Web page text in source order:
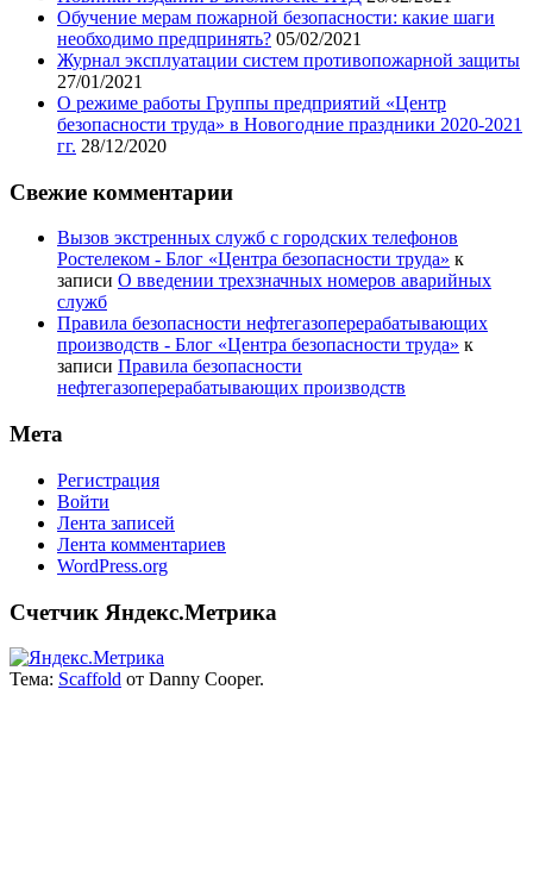
Обучение мерам пожарной безопасности: какие шаги
необходимо предпринять? 05/02/2021
Журнал эксплуатации систем противопожарной защиты
27/01/2021
О режиме работы Группы предприятий «Центр
безопасности труда» в Новогодние праздники 2020-2021
гг. 28/12/2020
Свежие комментарии
Вызов экстренных служб с городских телефонов
Ростелеком - Блог «Центра безопасности труда» к
записи О введении трехзначных номеров аварийных
служб
Правила безопасности нефтегазоперерабатывающих
производств - Блог «Центра безопасности труда» к
записи Правила безопасности
нефтегазоперерабатывающих производств
Мета
Регистрация
Войти
Лента записей
Лента комментариев
WordPress.org
Счетчик Яндекс.Метрика
Тема: Scaffold от Danny Cooper.